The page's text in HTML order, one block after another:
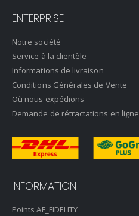
ENTERPRISE
Notre société
Service à la clientèle
Informations de livraison
Conditions Générales de Vente
Où nous expédions
Demande de rétractations en ligne
INFORMATION
Points AF_FIDELITY